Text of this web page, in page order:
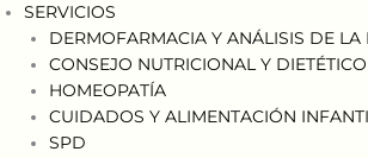
SERVICIOS
DERMOFARMACIA Y ANÁLISIS DE LA
CONSEJO NUTRICIONAL Y DIETÉTICO
HOMEOPATÍA
CUIDADOS Y ALIMENTACIÓN
SPD